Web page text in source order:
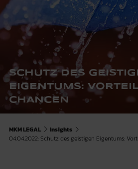
SCHUTZ DES
EIGENTUMS:
CHANCEN
MKM LEGAL
Insights
04.04.2022: Schutz des geistigen Eigentums: